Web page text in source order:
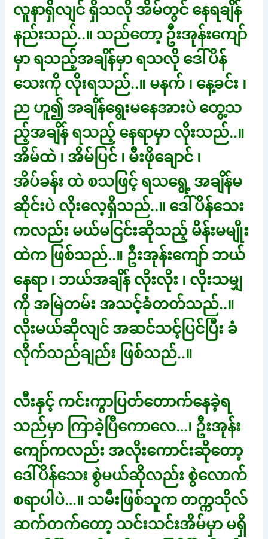
လူနာရှိလျင် ရှိသလို အိမ်တွင် နေရချိန်
နည်းသည်..။ သည်တော့ ဦးအုန်းကျော်
မှာ ရသည့်အချိန်မှာ ရသလို ဒေါ်ပိန်
သေးကို လိုးရသည်..။ မနက် ၊ နေ့ခင်း ၊
ည ဟူ၍ အချိန်ရွေးမနေအားပဲ တွေ့သ
ည့်အချိန် ရသည့် နေရာမှာ လိုးသည်..။
အိမ်ထဲ ၊ အိမ်ပြင် ၊ မီးဖိုချောင် ၊
အိပ်ခန်း ထဲ စသဖြင့် ရသရွေ့ အချိန်မ
ဆိုင်းပဲ လိုးလေ့ရှိသည်..။ ဒေါ်ပိန်သေး
ကလည်း မယ်မငြင်းဆိုသည့် မိန်းမမျိုး
ထဲက ဖြစ်သည်..။ ဦးအုန်းကျော် ဘယ်
နေရာ ၊ ဘယ်အချိန် လိုးလိုး ၊ လိုးသမျှ
ကို အမြဲတမ်း အသင့်ခံတတ်သည်..။
လိုးမယ်ဆိုလျင် အဆင်သင့်ပြင်ပြီး ခံ
လိုက်သည်ချည်း ဖြစ်သည်..။
လီးနှင့် ကင်းကွာပြတ်တောက်နေခဲ့ရ
သည်မှာ ကြာခဲ့ပြီကောလေ…၊ ဦးအုန်း
ကျော်ကလည်း အလိုးကောင်းဆိုတော့
ဒေါ်ပိန်သေး စွဲမယ်ဆိုလည်း စွဲလောက်
စရာပါပဲ…။ သမီးဖြစ်သူက တက္ကသိုလ်
ဆက်တက်တော့ သင်းသင်းအိမ်မှာ မရှိ